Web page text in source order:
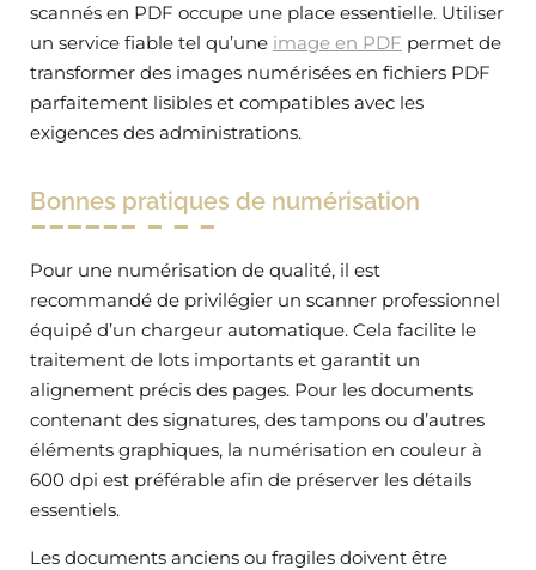
scannés en PDF occupe une place essentielle. Utiliser
un service fiable tel qu’une image en PDF permet de
transformer des images numérisées en fichiers PDF
parfaitement lisibles et compatibles avec les
exigences des administrations.
Bonnes pratiques de numérisation
Pour une numérisation de qualité, il est
recommandé de privilégier un scanner professionnel
équipé d’un chargeur automatique. Cela facilite le
traitement de lots importants et garantit un
alignement précis des pages. Pour les documents
contenant des signatures, des tampons ou d’autres
éléments graphiques, la numérisation en couleur à
600 dpi est préférable afin de préserver les détails
essentiels.
Les documents anciens ou fragiles doivent être